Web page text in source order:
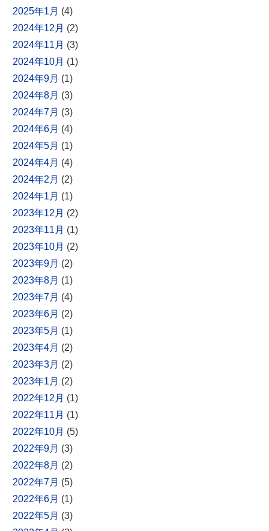
2025年1月 (4)
2024年12月 (2)
2024年11月 (3)
2024年10月 (1)
2024年9月 (1)
2024年8月 (3)
2024年7月 (3)
2024年6月 (4)
2024年5月 (1)
2024年4月 (4)
2024年2月 (2)
2024年1月 (1)
2023年12月 (2)
2023年11月 (1)
2023年10月 (2)
2023年9月 (2)
2023年8月 (1)
2023年7月 (4)
2023年6月 (2)
2023年5月 (1)
2023年4月 (2)
2023年3月 (2)
2023年1月 (2)
2022年12月 (1)
2022年11月 (1)
2022年10月 (5)
2022年9月 (3)
2022年8月 (2)
2022年7月 (5)
2022年6月 (1)
2022年5月 (3)